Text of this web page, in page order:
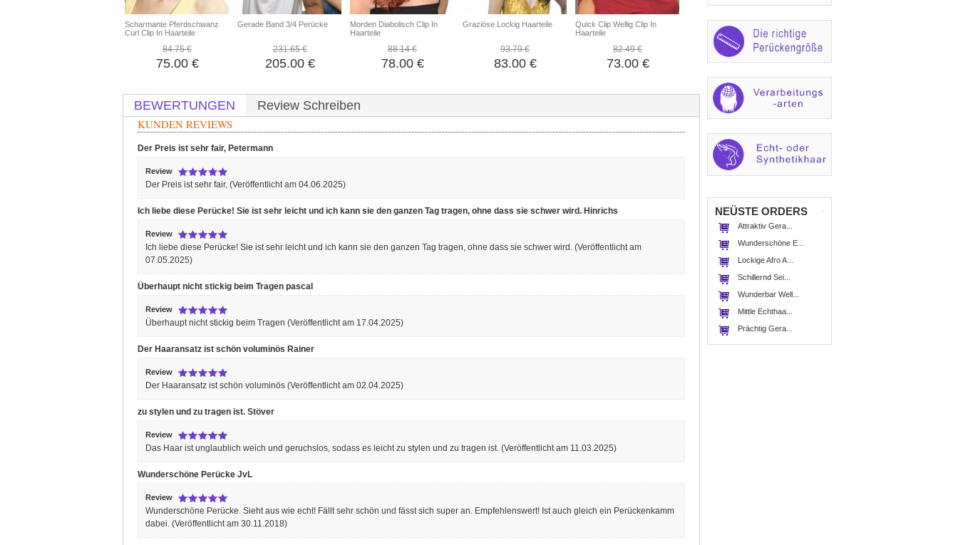
Scharmante Pferdschwanz
Curl Clip In Haarteile
84.75 €
75.00 €
Gerade Band 3/4 Perücke
231.65 €
205.00 €
Morden Diabolisch Clip In
Haarteile
88.14 €
78.00 €
Graziöse Lockig Haarteile
93.79 €
83.00 €
Quick Clip Wellig Clip In
Haarteile
82.49 €
73.00 €
BEWERTUNGEN
Review Schreiben
KUNDEN REVIEWS
Der Preis ist sehr fair, Petermann
Review
Der Preis ist sehr fair, (Veröffentlicht am 04.06.2025)
Ich liebe diese Perücke! Sie ist sehr leicht und ich kann sie den ganzen Tag tragen, ohne dass sie schwer wird. Hinrichs
Review
Ich liebe diese Perücke! Sie ist sehr leicht und ich kann sie den ganzen Tag tragen, ohne dass sie schwer wird. (Veröffentlicht am
07.05.2025)
Überhaupt nicht stickig beim Tragen pascal
Review
Überhaupt nicht stickig beim Tragen (Veröffentlicht am 17.04.2025)
Der Haaransatz ist schön voluminös Rainer
Review
Der Haaransatz ist schön voluminös (Veröffentlicht am 02.04.2025)
zu stylen und zu tragen ist. Stöver
Review
Das Haar ist unglaublich weich und geruchslos, sodass es leicht zu stylen und zu tragen ist. (Veröffentlicht am 11.03.2025)
Wunderschöne Perücke JvL
Review
Wunderschöne Perücke. Sieht aus wie echt! Fällt sehr schön und fässt sich super an. Empfehlenswert! Ist auch gleich ein Perückenkamm
dabei. (Veröffentlicht am 30.11.2018)
NEÜSTE ORDERS
Attraktiv Gera...
Wunderschöne E...
Lockige Afro A...
Schillernd Sei...
Wunderbar Well...
Mittle Echthaa...
Prächtig Gera...